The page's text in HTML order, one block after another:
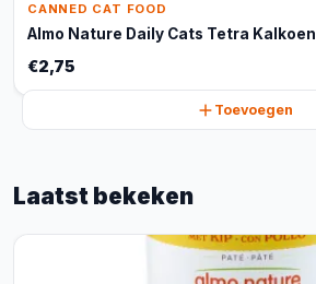
CANNED CAT FOOD
Almo Nature Daily Cats Tetra Kalkoen
€2,75
Toevoegen
Laatst bekeken